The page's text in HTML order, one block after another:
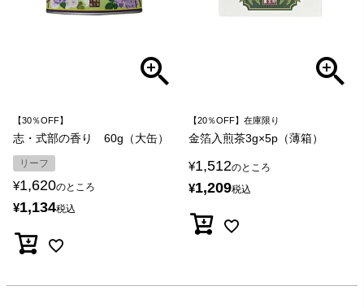
【30％OFF】
志・式部の香り 60g（大缶）
リーフ
¥1,620のところ
¥1,134税込
【20％OFF】在庫限り
金箔入煎茶3g×5p（薄箱）
¥1,512のところ
¥1,209税込